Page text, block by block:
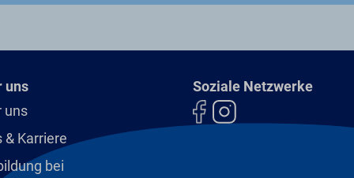
lässt sich Styropor
für Styroporabfälle
uns
uns
& Karriere
bei
Soziale Netzwerke